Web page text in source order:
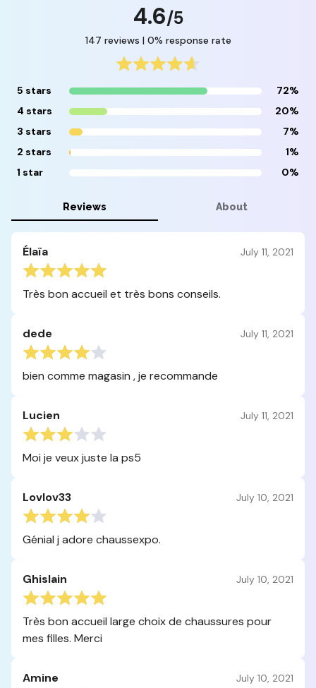
4.6/5
147 reviews | 0% response rate
5 stars
72%
4 stars
20%
3 stars
7%
2 stars
1%
1 star
0%
Reviews About
Élaïa July 11, 2021
Très bon accueil et très bons conseils.
dede July 11, 2021
bien comme magasin , je recommande
Lucien July 11, 2021
Moi je veux juste la ps5
Lovlov33 July 10, 2021
Génial j adore chaussexpo.
Ghislain July 10, 2021
Très bon accueil large choix de chaussures pour
mes filles. Merci
Amine July 10, 2021